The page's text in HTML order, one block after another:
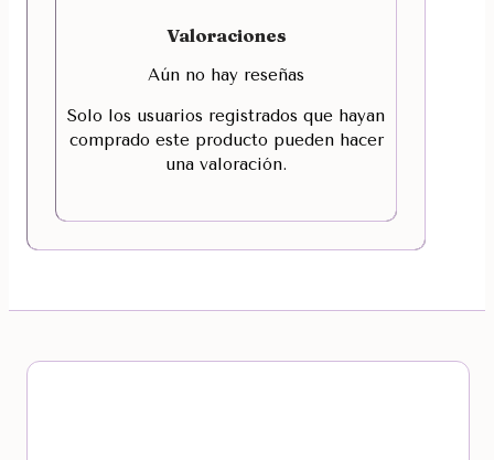
Valoraciones
Aún no hay reseñas
Solo los usuarios registrados que hayan
comprado este producto pueden hacer
una valoración.